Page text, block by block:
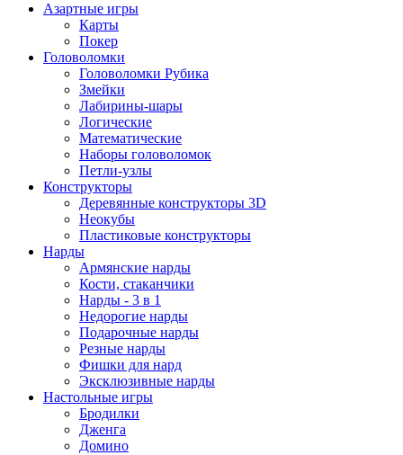
Азартные игры
Карты
Покер
Головоломки
Головоломки Рубика
Змейки
Лабирины-шары
Логические
Математические
Наборы головоломок
Петли-узлы
Конструкторы
Деревянные конструкторы 3D
Неокубы
Пластиковые конструкторы
Нарды
Армянские нарды
Кости, стаканчики
Нарды - 3 в 1
Недорогие нарды
Подарочные нарды
Резные нарды
Фишки для нард
Эксклюзивные нарды
Настольные игры
Бродилки
Дженга
Домино